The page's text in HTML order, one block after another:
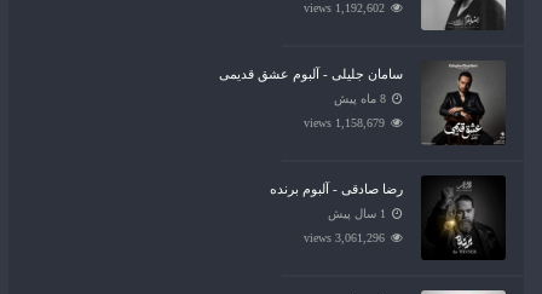
1,192,602 views
سامان جلیلی - آلبوم عشق قدیمی
8 ماه پیش
1,158,679 views
رضا صادقی - آلبوم برنده
1 سال پیش
3,061,296 views